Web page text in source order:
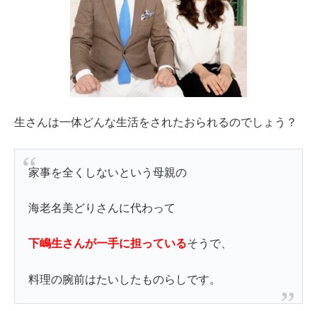
生さんは一体どんな生活をされたおられるのでしょう？
家事を全くしないという母親の
海老名美どりさんに代わって
下嶋生さんが一手に担っているそうで、
料理の腕前はたいしたものらしです。